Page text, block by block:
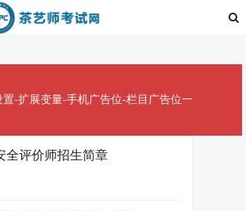
置-扩展变量-手机广告位-栏目广告位一
全评价师招生简章